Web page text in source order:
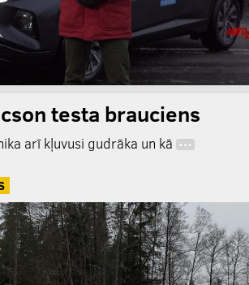
testa brauciens
arī kļuvusi gudrāka un kā …